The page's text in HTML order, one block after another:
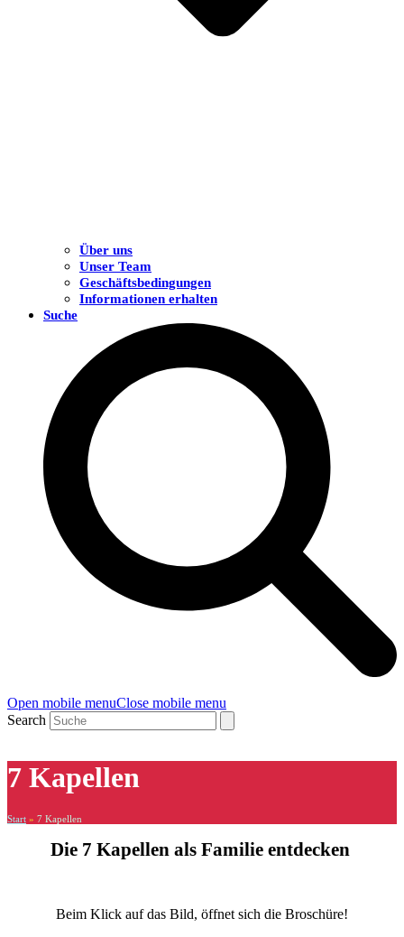
Über uns
Unser Team
Geschäftsbedingungen
Informationen erhalten
Suche
Open mobile menuClose mobile menu
Search
7 Kapellen
Start » 7 Kapellen
Die 7 Kapellen als Familie entdecken
Beim Klick auf das Bild, öffnet sich die Broschüre!